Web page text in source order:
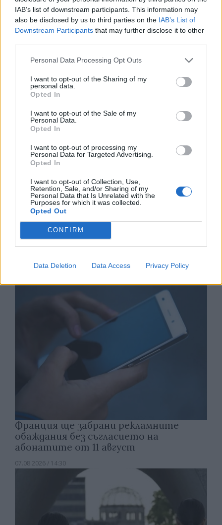
IAB’s list of downstream participants. This information may
also be disclosed by us to third parties on the IAB’s List of
Downstream Participants that may further disclose it to other
Personal Data Processing Opt Outs
I want to opt-out of the Sharing of my
personal data.
Opted In
I want to opt-out of the Sale of my
Personal Data.
Opted In
I want to opt-out of processing my
Personal Data for Targeted Advertising.
Opted In
I want to opt-out of Collection, Use,
Retention, Sale, and/or Sharing of my
Personal Data that Is Unrelated with the
Purposes for which it was collected.
Opted Out
CONFIRM
Data Deletion Data Access Privacy Policy
Изкуствен интелект за първи път
07.08.2026 / 15:30
Астронавти на NASA излязоха в
07.08.2026 / 15:00
Франция ще забрани рекламните
обаждания без съгласието на
абонатите от 11 август
07.08.2026 / 14:30